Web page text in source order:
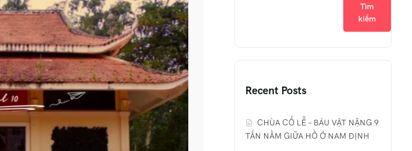
Tìm
kiếm
Recent Posts
CHÙA CỔ LỄ – BÁU VẬT NẶNG 9
TẤN NẰM GIỮA HỒ Ở NAM ĐỊNH